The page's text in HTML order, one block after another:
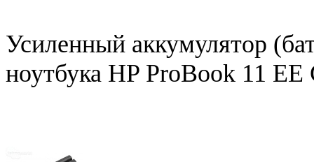
Усиленный аккумулятор
ноутбука HP ProBook 11 EE